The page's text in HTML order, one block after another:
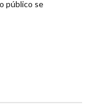
público se